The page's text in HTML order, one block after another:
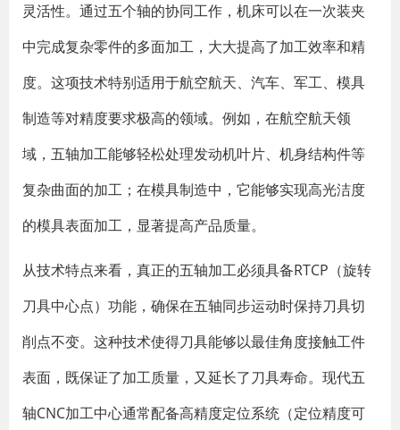
灵活性。通过五个轴的协同工作，机床可以在一次装夹
中完成复杂零件的多面加工，大大提高了加工效率和精
度。这项技术特别适用于航空航天、汽车、军工、模具
制造等对精度要求极高的领域。例如，在航空航天领
域，五轴加工能够轻松处理发动机叶片、机身结构件等
复杂曲面的加工；在模具制造中，它能够实现高光洁度
的模具表面加工，显著提高产品质量。
从技术特点来看，真正的五轴加工必须具备RTCP（旋转
刀具中心点）功能，确保在五轴同步运动时保持刀具切
削点不变。这种技术使得刀具能够以最佳角度接触工件
表面，既保证了加工质量，又延长了刀具寿命。现代五
轴CNC加工中心通常配备高精度定位系统（定位精度可